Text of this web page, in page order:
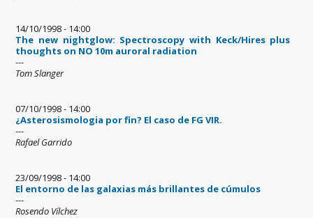
14/10/1998 - 14:00
The new nightglow: Spectroscopy with Keck/Hires plus
thoughts on NO 10m auroral radiation
---
Tom Slanger
07/10/1998 - 14:00
¿Asterosismologia por fin? El caso de FG VIR.
---
Rafael Garrido
23/09/1998 - 14:00
El entorno de las galaxias más brillantes de cúmulos
---
Rosendo Vílchez